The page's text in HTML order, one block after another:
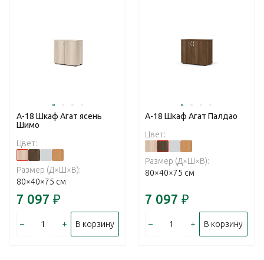
А-18 Шкаф Агат ясень
Шимо
Цвет:
Размер (Д×Ш×В):
80×40×75 см
7 097 ₽
– + В корзину
А-18 Шкаф Агат Палдао
Цвет:
Размер (Д×Ш×В):
80×40×75 см
7 097 ₽
– + В корзину